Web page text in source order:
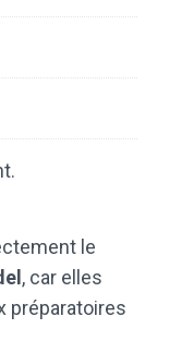
le
, car elles
préparatoires